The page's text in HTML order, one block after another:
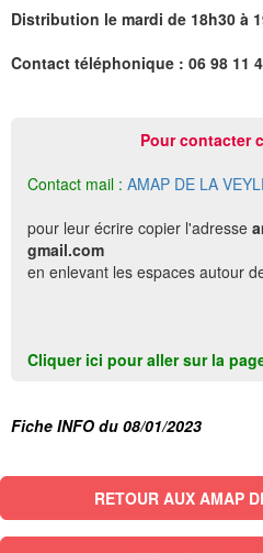
Distribution le mardi de 18h30 à
Contact téléphonique : 06 98 11
Pour contacter
Contact mail : AMAP DE LA
pour leur écrire copier l'adresse
gmail.com
en enlevant les espaces autour
Cliquer ici pour aller sur la
Fiche INFO du 08/01/2023
RETOUR AUX AMAP